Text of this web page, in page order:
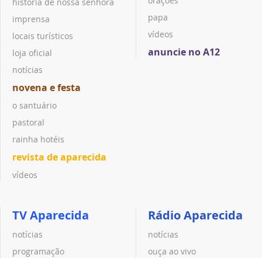
história de nossa senhora
imprensa
locais turísticos
loja oficial
notícias
novena e festa
o santuário
pastoral
rainha hotéis
revista de aparecida
vídeos
papa
vídeos
anuncie no A12
TV Aparecida
notícias
programação
Rádio Aparecida
notícias
ouça ao vivo